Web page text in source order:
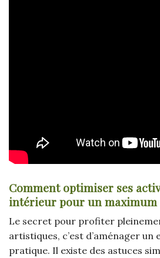
Comment optimiser ses
intérieur pour un
Le secret pour profiter
artistiques, c’est d’aménager un
pratique. Il existe des astuces